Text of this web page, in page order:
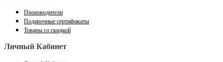
Производители
Подарочные сертификаты
Товары со скидкой
Личный Кабинет